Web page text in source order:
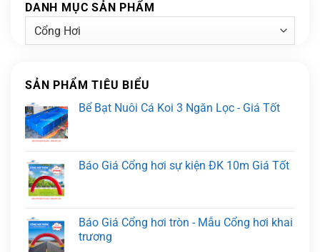
DANH MỤC SẢN PHẨM
SẢN PHẨM TIÊU BIỂU
Bể Bạt Nuôi Cá Koi 3 Ngăn Lọc - Giá Tốt
Báo Giá Cổng hơi sự kiện ĐK 10m Giá Tốt
Báo Giá Cổng hơi tròn - Mẫu Cổng hơi khai
trương